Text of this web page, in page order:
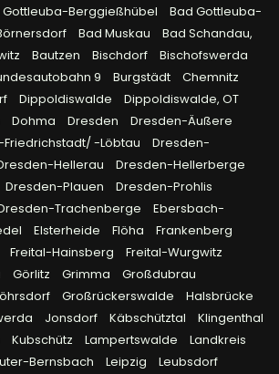
Gottleuba-Berggießhübel
Bad Gottleuba-
Bad Muskau
Bad Schandau,
Bautzen Bischdorf
Bischofswerda
9 Burgstädt
Chemnitz
Dippoldiswalde
Dippoldiswalde, OT
Dohma Dresden
Dresden-Äußere
-Löbtau
Dresden-
Hellerau
Dresden-Hellerberge
Dresden-Plauen
Dresden-Prohlis
Trachenberge
Ebersbach-
Elsterheide Flöha
Frankenberg
Freital-Hainsberg
Freital-Wurgwitz
Görlitz Grimma
Großdubrau
Großrückerswalde
Halsbrücke
Jonsdorf Käbschütztal
Klingenthal
Kubschütz Lampertswalde
Landkreis
Bernsbach Leipzig
Leubsdorf